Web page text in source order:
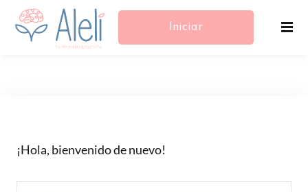
Iniciar
¡Hola, bienvenido de nuevo!